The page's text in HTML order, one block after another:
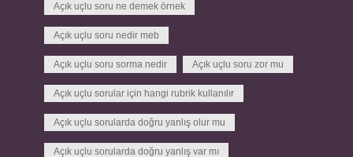
Açık uçlu soru ne demek örnek
Açık uçlu soru nedir meb
Açık uçlu soru sorma nedir Açık uçlu soru zor mu
Açık uçlu sorular için hangi rubrik kullanılır
Açık uçlu sorularda doğru yanlış olur mu
Açık uçlu sorularda doğru yanlış var mı